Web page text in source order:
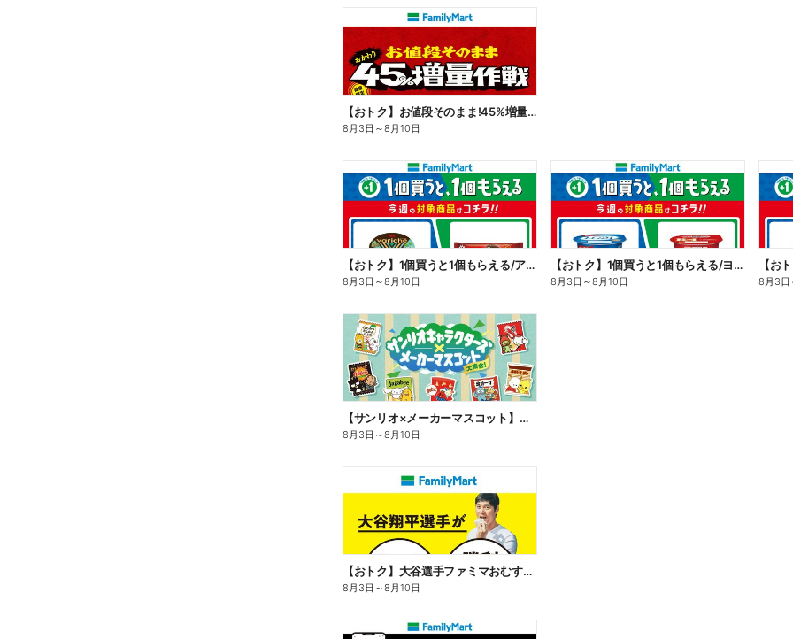
【おトク】お値段そのまま!45%増量作戦!
8月3日 ～8月10日
【おトク】1個買うと1個もらえる/アイス
8月3日 ～8月10日
【おトク】1個買うと1個もらえる/ヨーグルト
8月3日 ～8月10日
【お
8月3日
【サンリオ×メーカーマスコット】オリジナルグッズ貰える!
8月3日 ～8月10日
【おトク】大谷選手ファミマおむすび割
8月3日 ～8月10日